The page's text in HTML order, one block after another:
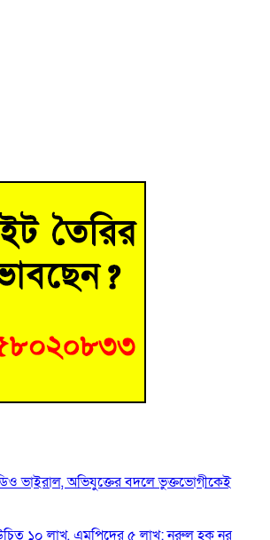
ভাইরাল, অভিযুক্তের বদলে ভুক্তভোগীকেই
উচিত ১০ লাখ, এমপিদের ৫ লাখ: নুরুল হক নুর